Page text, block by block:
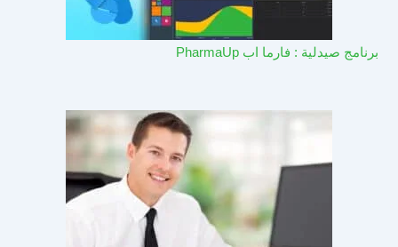
برنامج صيدلية : فارما اب PharmaUp​